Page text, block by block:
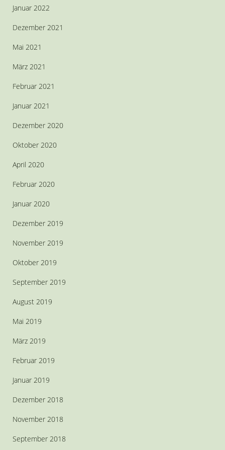
Januar 2022
Dezember 2021
Mai 2021
März 2021
Februar 2021
Januar 2021
Dezember 2020
Oktober 2020
April 2020
Februar 2020
Januar 2020
Dezember 2019
November 2019
Oktober 2019
September 2019
August 2019
Mai 2019
März 2019
Februar 2019
Januar 2019
Dezember 2018
November 2018
September 2018